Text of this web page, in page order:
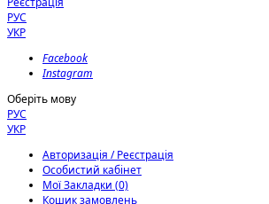
РУС
УКР
Facebook
Instagram
Оберіть мову
РУС
УКР
Авторизація / Реєстрація
Особистий кабінет
Мої Закладки (0)
Кошик замовлень